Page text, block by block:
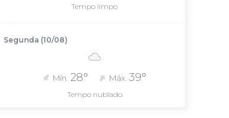
Tempo limpo
Segunda (10/08)
Mín. 28° Máx.39°
Tempo nublado